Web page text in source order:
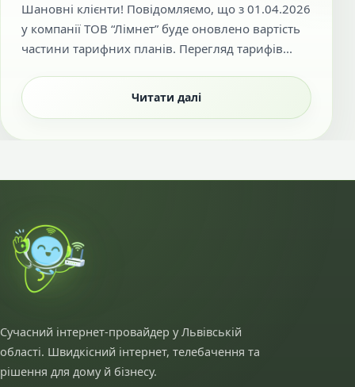
Шановні клієнти! Повідомляємо, що з 01.04.2026
у компанії ТОВ “Лімнет” буде оновлено вартість
частини тарифних планів. Перегляд тарифів...
Читати далі
Сучасний інтернет-провайдер у Львівській
області. Швидкісний інтернет, телебачення та
рішення для дому й бізнесу.